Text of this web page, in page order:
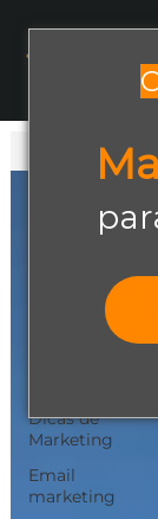
Abrir negócio
Design Gráfico
Dicas de
Marketing
Email
marketing
Todos os posts